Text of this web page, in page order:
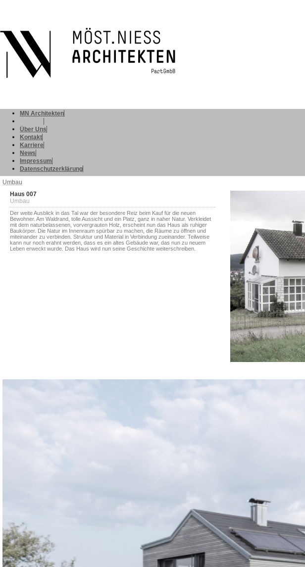
MN Architekten
Über Uns
Kontakt
Karriere
News
Impressum
Datenschutzerklärung
Umbau
Haus 007
Umbau
Der weite Ausblick in das Tal war der besondere Reiz beim Kauf für die neuen
Bewohner. Am Waldrand, tolle Aussicht und ein Platz, ganz in naher Natur. Verkleidet
mit dem naturbelassenen, vorvergrauten Holz, erscheint nun das Haus als ruhiger
Baukörper. Die Natur im Innenraum spürbar zu machen , die Räume zu öffnen und
miteinander zu verbinden. Struktur und Material in Verbindung zueinander. Teilweise
kann nur noch erahnt werden, dass es ein altes Gebäude war, das nun zu neuem
Leben erweckt wurde. Das Haus wird nun seine Geschichte weiterschreiben.